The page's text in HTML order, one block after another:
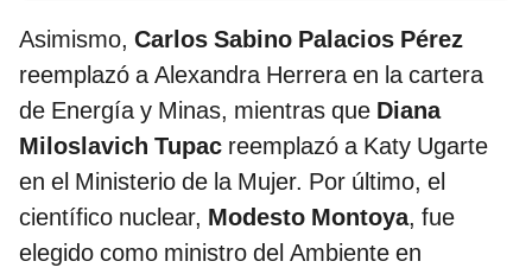
Asimismo, Carlos Sabino Palacios Pérez
reemplazó a Alexandra Herrera en la cartera
de Energía y Minas, mientras que Diana
Miloslavich Tupac reemplazó a Katy Ugarte
en el Ministerio de la Mujer. Por último, el
científico nuclear, Modesto Montoya, fue
elegido como ministro del Ambiente en